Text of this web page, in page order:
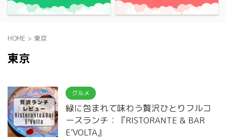
HOME > 東京
東京
グルメ
緑に包まれて味わう贅沢ひとりフルコ
ースランチ：『RISTORANTE & BAR
E’VOLTA』